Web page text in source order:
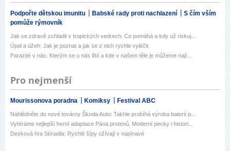
Podpořte dětskou imunitu Babské rady proti nachlazení
S čím vším
pomůže rýmovník
Jak se zdravě zchladit v tropických vedrech: Co pomáhá a kdy už riskuj...
Úpal a úžeh: Jak je poznat a jak se z nich rychle vyléčit
Parazité v nás: Kterým se u nás líbí a kde v našem těle je můžeme nají...
Pro nejmenší
Mourissonova poradna Komiksy Festival ABC
Nahlédněte do nové továrny Škoda Auto: Takhle probíhá výroba baterií p...
Vybíráme nejlepší herní adaptace Pána prstenů. Moderní pecky i histori...
Desková hra Stínadla: Rychlé šípy ožívají v napínavé